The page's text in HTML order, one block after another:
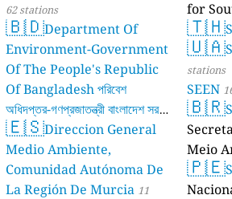
62 stations
🇧🇩Department Of
Environment-Government
Of The People's Republic
Of Bangladesh পরিবেশ
অধিদপ্তর-গণপ্রজাতন্ত্রী বাংলাদেশ সরকার
17 stations
🇪🇸Direccion General
Medio Ambiente,
Comunidad Autónoma De
La Región De Murcia 11
for
🇹🇭
🇺🇦
stations
SEEN
🇧🇷
Meio
🇵🇪